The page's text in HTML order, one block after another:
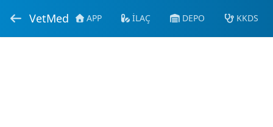
VetMed APP İLAÇ DEPO KKDS